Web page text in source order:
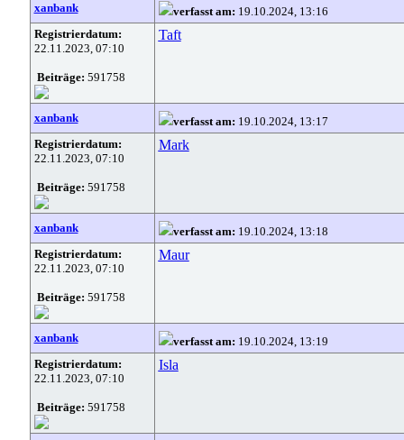
xanbank verfasst am: 19.10.2024, 13:16
Registrierdatum:
22.11.2023, 07:10
Beiträge: 591758
Taft
xanbank verfasst am: 19.10.2024, 13:17
Registrierdatum:
22.11.2023, 07:10
Beiträge: 591758
Mark
xanbank verfasst am: 19.10.2024, 13:18
Registrierdatum:
22.11.2023, 07:10
Beiträge: 591758
Maur
xanbank verfasst am: 19.10.2024, 13:19
Registrierdatum:
22.11.2023, 07:10
Beiträge: 591758
Isla